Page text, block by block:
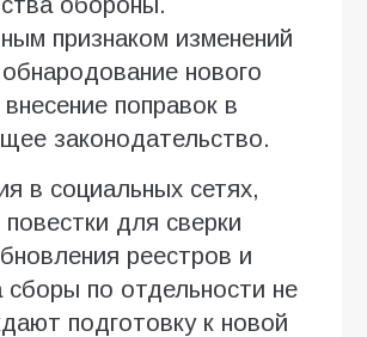
признаком изменений
нового
поправок в
законодательство.
в социальных сетях,
для сверки
реестров и
сборы по отдельности не
подготовку к новой